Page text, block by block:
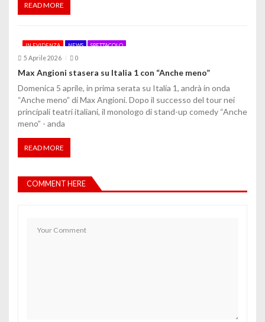
READ MORE
IN EVIDENZA NEWS SPETTACOLO
5 Aprile 2026 0
Max Angioni stasera su Italia 1 con “Anche meno”
Domenica 5 aprile, in prima serata su Italia 1, andrà in onda
“Anche meno” di Max Angioni. Dopo il successo del tour nei
principali teatri italiani, il monologo di stand-up comedy “Anche
meno” - anda
READ MORE
COMMENT HERE